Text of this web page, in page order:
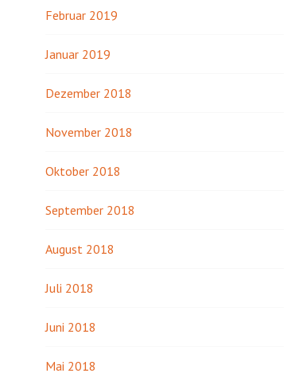
Februar 2019
Januar 2019
Dezember 2018
November 2018
Oktober 2018
September 2018
August 2018
Juli 2018
Juni 2018
Mai 2018